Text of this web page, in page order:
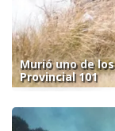
Murió uno de
Provincial 101